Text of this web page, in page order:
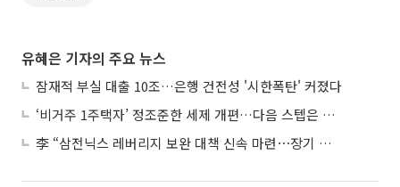
유혜은 기자의 주요 뉴스
잠재적 부실 대출 10조…은행 건전성 '시한폭탄' 커졌다
‘비거주 1주택자’ 정조준한 세제 개편…다음 스텝은 금융 대책
李 “삼전닉스 레버리지 보완 대책 신속 마련⋯장기 채무 과감히 탕감”